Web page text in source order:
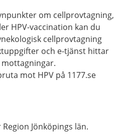
om cellprovtagning,
HPV-vaccination kan du
cellprovtagning
och e-tjänst hittar
mot HPV på 1177.se
Jönköpings län.